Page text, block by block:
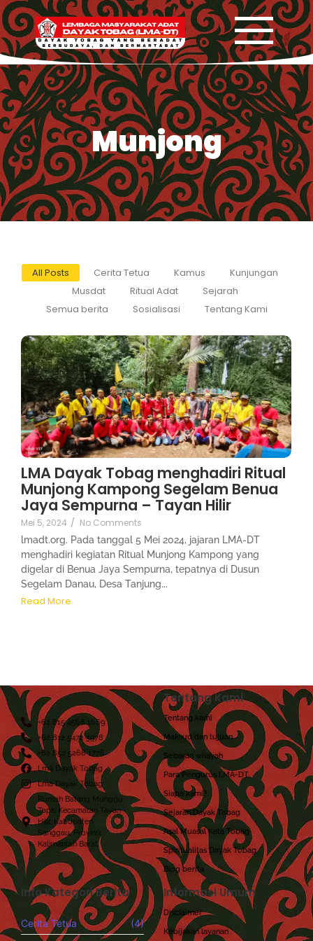
Munjong
All Posts Cerita Tetua Kamus
Kunjungan
Musdat
Ritual Adat
Sejarah
Semua berita
Sosialisasi Tentang Kami
LMA Dayak Tobag menghadiri Ritual
Munjong Kampong Segelam Benua
Jaya Sempurna – Tayan Hilir
Mei 5, 2024 / No Comments
lmadt.org. Pada tanggal 5 Mei 2024, jajaran LMA-DT
menghadiri kegiatan Ritual Munjong Kampong yang
digelar di Benua Jaya Sempurna, tepatnya di Dusun
Segelam Danau, Desa Tanjung...
Read More
+62 815 4568 1669
+62 812 5472 3978
+62 852 5268 1776
Lma Dayak Tobag
Lma Dayak Tobag
Rumah Batang Munggu
Tapis Kecamatan Tayan
Hilir, Kabupaten
Sanggau, Provinsi
Kalimantan Barat.
Tentang Kami
Tentang kami
Maksud dan tujuan
Sebaran wilayah
Para Pengurus LMA-DT
Siapa kami?
Sejarah Dayak Tobag
Asal Muasal Kata Tobag
Spiritualitas Dayak Tobag
Blog berita
Info Kategori Berita
Cerita Tetua (4)
Informasi Umum
Disclaimer
Kebijakan layanan